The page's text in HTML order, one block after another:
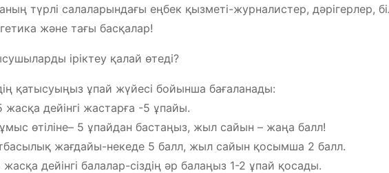
түрлі салаларындағы еңбек қызметі-журналистер, дәрігерлер,
және тағы басқалар!
іріктеу қалай өтеді?
қатысуыңыз ұпай жүйесі бойынша бағаланады:
дейінгі жастарға -5 ұпайы.
өтіліне– 5 ұпайдан бастаңыз, жыл сайын – жаңа балл!
жағдайы-некеде 5 балл, жыл сайын қосымша 2 балл.
дейінгі балалар-сіздің әр балаңыз 1-2 ұпай қосады.